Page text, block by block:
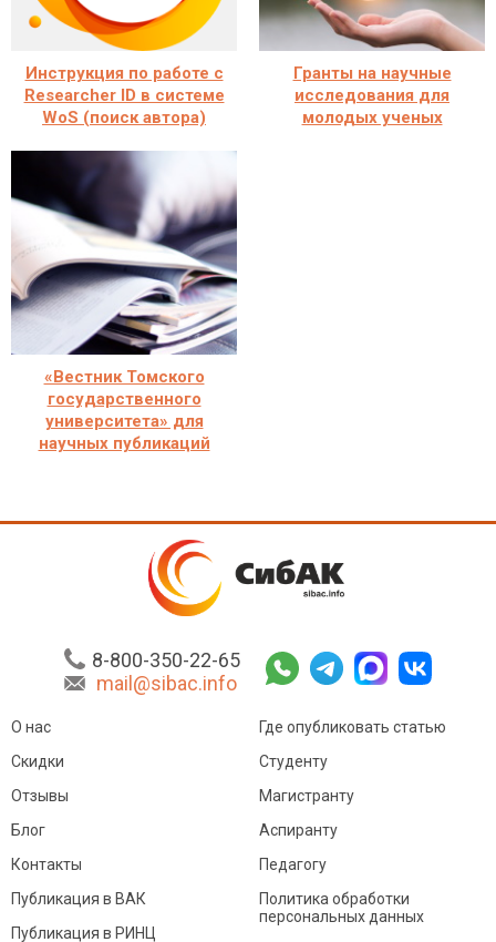
Инструкция по работе с
Researcher ID в системе
WoS (поиск автора)
Гранты на научные
исследования для
молодых ученых
«Вестник Томского
государственного
университета» для
научных публикаций
8-800-350-22-65
mail@sibac.info
О нас
Скидки
Отзывы
Блог
Контакты
Где опубликовать статью
Студенту
Магистранту
Аспиранту
Педагогу
Публикация в ВАК
Публикация в РИНЦ
Политика обработки
персональных данных